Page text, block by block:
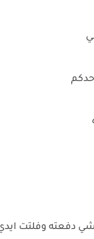
شي دفعته وفلتت